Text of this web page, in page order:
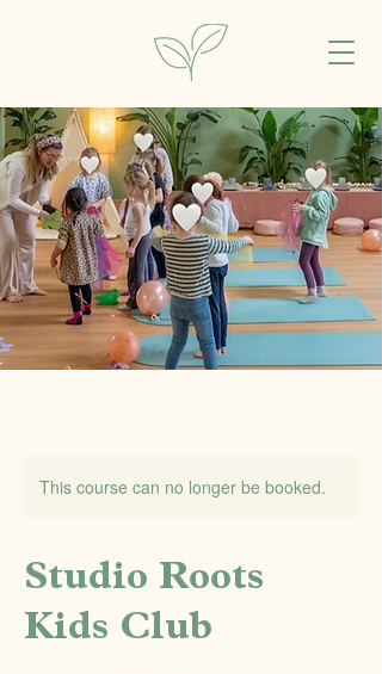
This course can no longer be booked.
Studio Roots
Kids Club